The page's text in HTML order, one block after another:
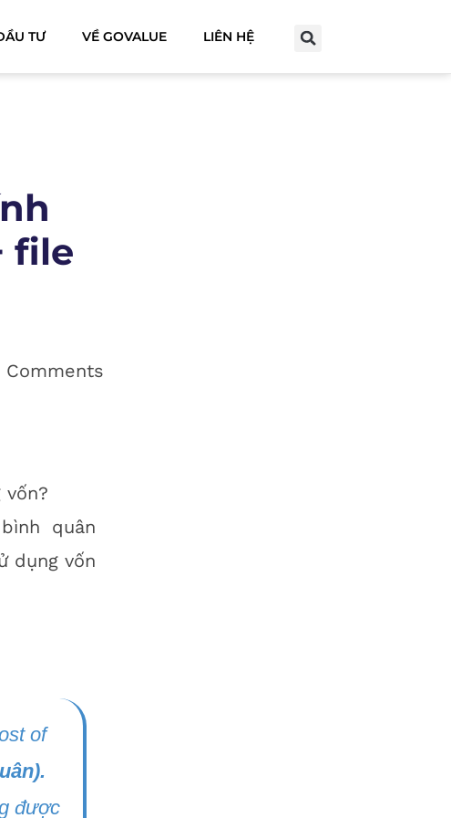
TƯ VỀ GOVALUE LIÊN HỆ
file
Comments
quân
dụng vốn
of
được